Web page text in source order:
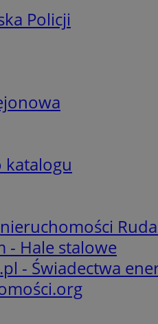
Policji
- Hale stalowe
- Świadectwa